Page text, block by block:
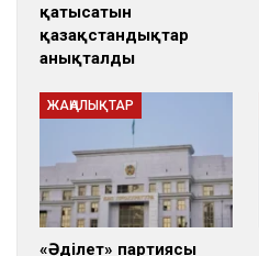
қатысатын
қазақстандықтар
анықталды
ЖАҢАЛЫҚТАР
«Әділет» партиясы